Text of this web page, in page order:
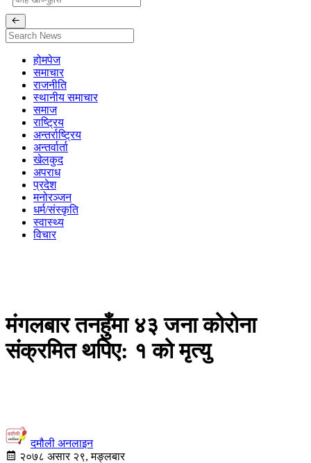
होमपेज
समाचार
राजनीति
स्थानीय समाचार
समाज
राष्ट्रिय
अन्तर्राष्ट्रिय
अन्तर्वार्ता
खेलकुद
अपराध
प्रदेश
मनोरञ्जन
धर्म/संस्कृति
स्वास्थ्य
विचार
मंगलबार तनहुँमा ४३ जना कोरोना
संक्रमित थपिए: १ को मृत्यु
दमौली अनलाइन
२०७८ असार २९, मङ्लबार